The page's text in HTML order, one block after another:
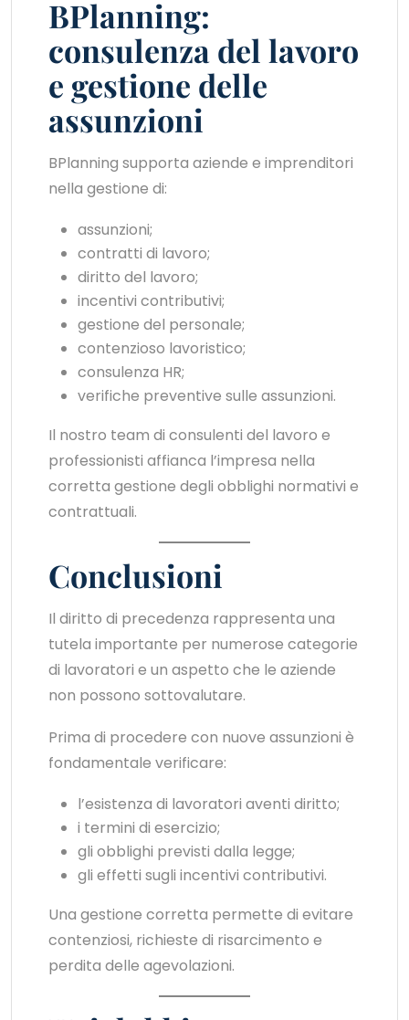
BPlanning:
consulenza del lavoro
e gestione delle
assunzioni
BPlanning supporta aziende e imprenditori
nella gestione di:
assunzioni;
contratti di lavoro;
diritto del lavoro;
incentivi contributivi;
gestione del personale;
contenzioso lavoristico;
consulenza HR;
verifiche preventive sulle assunzioni.
Il nostro team di consulenti del lavoro e
professionisti affianca l’impresa nella
corretta gestione degli obblighi normativi e
contrattuali.
Conclusioni
Il diritto di precedenza rappresenta una
tutela importante per numerose categorie
di lavoratori e un aspetto che le aziende
non possono sottovalutare.
Prima di procedere con nuove assunzioni è
fondamentale verificare:
l’esistenza di lavoratori aventi diritto;
i termini di esercizio;
gli obblighi previsti dalla legge;
gli effetti sugli incentivi contributivi.
Una gestione corretta permette di evitare
contenziosi, richieste di risarcimento e
perdita delle agevolazioni.